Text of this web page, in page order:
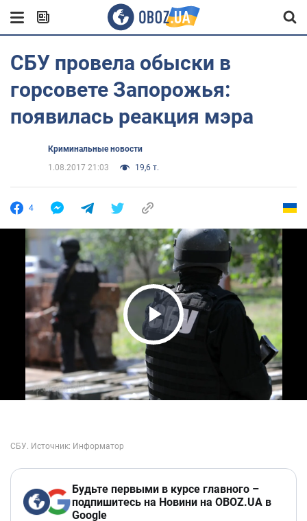
СБУ провела обыски в
горсовете Запорожья:
появилась реакция мэра
Криминальные новости
1.08.2017 21:03
19,6 т.
4
Play Video
Будьте первыми в курсе главного –
подпишитесь на Новини на OBOZ.UA в
Google